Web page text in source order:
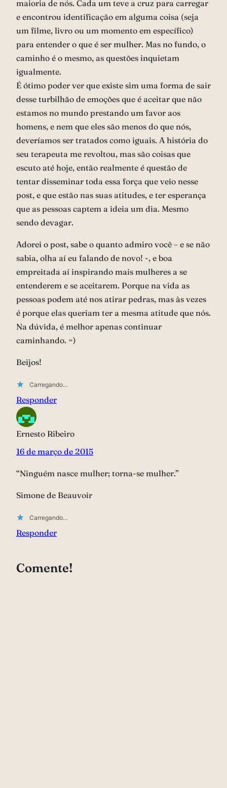
maioria de nós. Cada um teve a cruz para carregar
e encontrou identificação em alguma coisa (seja
um filme, livro ou um momento em específico)
para entender o que é ser mulher. Mas no fundo, o
caminho é o mesmo, as questões inquietam
igualmente.
É ótimo poder ver que existe sim uma forma de sair
desse turbilhão de emoções que é aceitar que não
estamos no mundo prestando um favor aos
homens, e nem que eles são menos do que nós,
deveríamos ser tratados como iguais. A história do
seu terapeuta me revoltou, mas são coisas que
escuto até hoje, então realmente é questão de
tentar disseminar toda essa força que veio nesse
post, e que estão nas suas atitudes, e ter esperança
que as pessoas captem a ideia um dia. Mesmo
sendo devagar.
Adorei o post, sabe o quanto admiro você – e se não
sabia, olha aí eu falando de novo! -, e boa
empreitada aí inspirando mais mulheres a se
entenderem e se aceitarem. Porque na vida as
pessoas podem até nos atirar pedras, mas às vezes
é porque elas queriam ter a mesma atitude que nós.
Na dúvida, é melhor apenas continuar
caminhando. =)
Beijos!
Carregando…
Responder
Ernesto Ribeiro
16 de março de 2015
“Ninguém nasce mulher; torna-se mulher.”
Simone de Beauvoir
Carregando…
Responder
Comente!